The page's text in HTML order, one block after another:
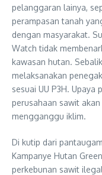
pelanggaran lainya,
perampasan tanah
dengan masyarakat.
Watch tidak
kawasan hutan.
melaksanakan
sesuai UU P3H. Upaya
perusahaan sawit
mengganggu iklim.
Di kutip dari
Kampanye Hutan
perkebunan sawit